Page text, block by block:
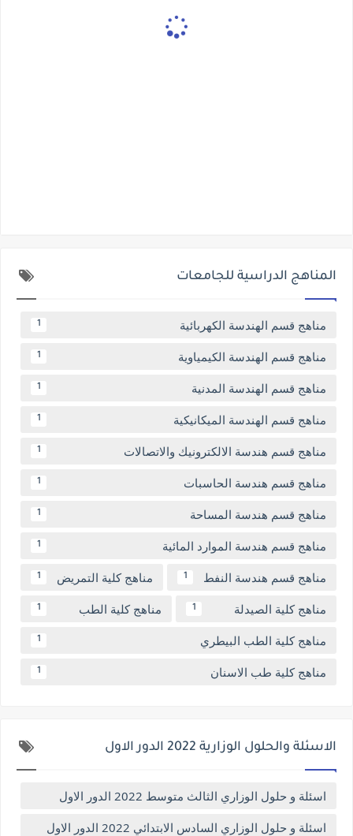
المناهج الدراسية للجامعات
مناهج قسم الهندسة الكهربائية 1
مناهج قسم الهندسة الكيمياوية 1
مناهج قسم الهندسة المدنية 1
مناهج قسم الهندسة الميكانيكية 1
مناهج قسم هندسة الالكترونيك والاتصالات 1
مناهج قسم هندسة الحاسبات 1
مناهج قسم هندسة المساحة 1
مناهج قسم هندسة الموارد المائية 1
مناهج قسم هندسة النفط 1 مناهج كلية التمريض 1
مناهج كلية الصيدلة 1 مناهج كلية الطب 1
مناهج كلية الطب البيطري 1
مناهج كلية طب الاسنان 1
الاسئلة والحلول الوزارية 2022 الدور الاول
اسئلة و حلول الوزاري الثالث متوسط 2022 الدور الاول
اسئلة و حلول الوزاري السادس الابتدائي 2022 الدور الاول